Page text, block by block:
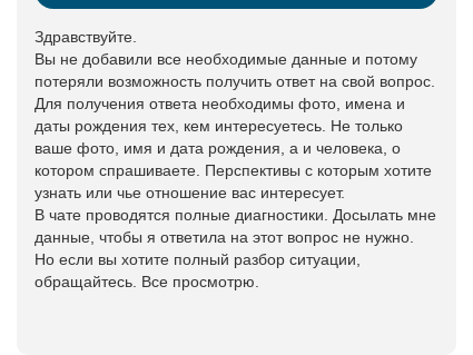
Здравствуйте.
Вы не добавили все необходимые данные и потому
потеряли возможность получить ответ на свой вопрос.
Для получения ответа необходимы фото, имена и
даты рождения тех, кем интересуетесь. Не только
ваше фото, имя и дата рождения, а и человека, о
котором спрашиваете. Перспективы с которым хотите
узнать или чье отношение вас интересует.
В чате проводятся полные диагностики. Досылать мне
данные, чтобы я ответила на этот вопрос не нужно.
Но если вы хотите полный разбор ситуации,
обращайтесь. Все просмотрю.